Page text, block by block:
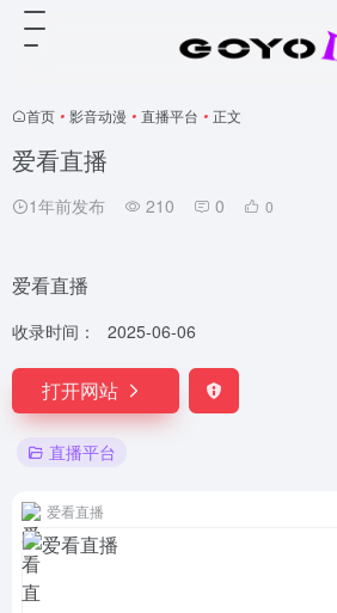
首页 • 影音动漫 • 直播平台 • 正文
爱看直播
1年前发布 210 0 0
爱看直播
收录时间： 2025-06-06
打开网站
直播平台
爱看直播